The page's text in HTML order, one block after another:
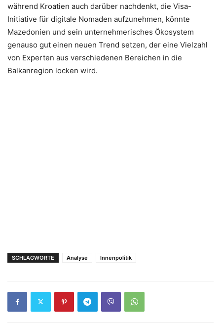
während Kroatien auch darüber nachdenkt, die Visa-
Initiative für digitale Nomaden aufzunehmen, könnte
Mazedonien und sein unternehmerisches Ökosystem
genauso gut einen neuen Trend setzen, der eine Vielzahl
von Experten aus verschiedenen Bereichen in die
Balkanregion locken wird.
SCHLAGWORTE Analyse Innenpolitik